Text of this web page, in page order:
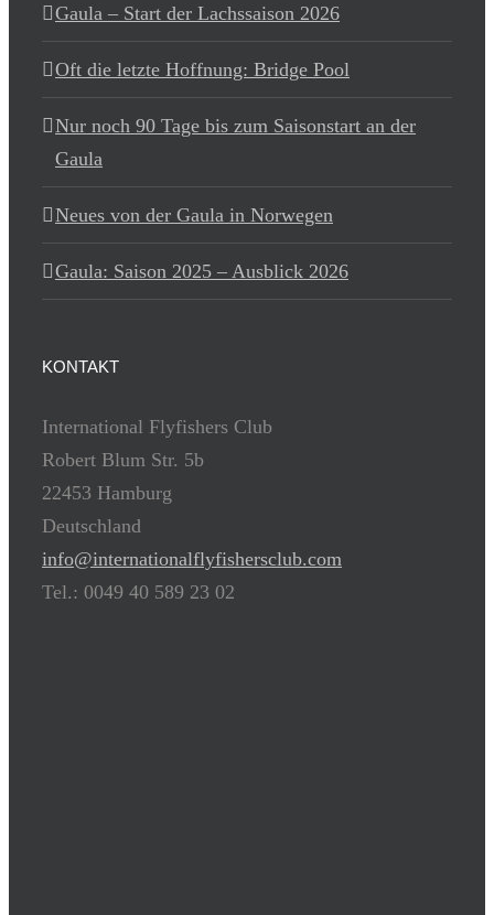
Gaula – Start der Lachssaison 2026
Oft die letzte Hoffnung: Bridge Pool
Nur noch 90 Tage bis zum Saisonstart an der
Gaula
Neues von der Gaula in Norwegen
Gaula: Saison 2025 – Ausblick 2026
KONTAKT
International Flyfishers Club
Robert Blum Str. 5b
22453 Hamburg
Deutschland
info@internationalflyfishersclub.com
Tel.: 0049 40 589 23 02